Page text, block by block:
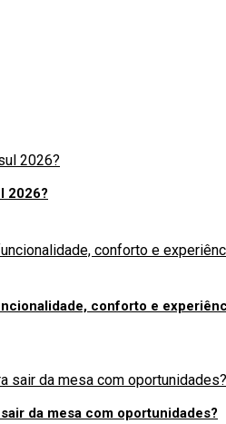
2026?
conforto e
da mesa com oportunidades?